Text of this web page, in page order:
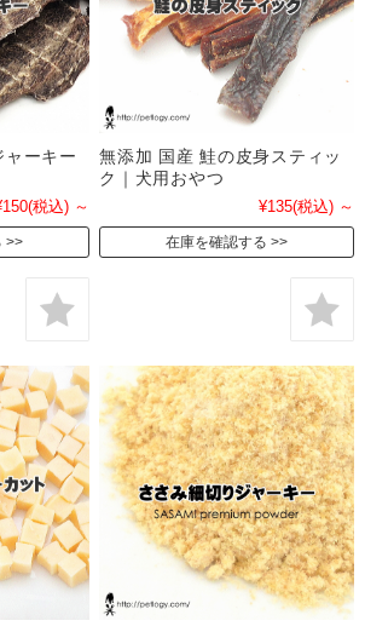
ーキー
(税込) ～
無添加 国産 鮭の皮身スティッ
ク｜犬用おやつ
¥135(税込) ～
在庫を確認する